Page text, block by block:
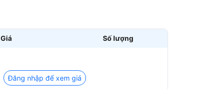
Giá Số lượng
Đăng nhập để xem giá